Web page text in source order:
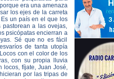
era una amenaza
los ejes de la carreta
un país en el que los
a las ovejas,
psicópatas encierran a
Sé que no es fácil
de tanta utopía
con el color de los
con su propia lluvia
locos, fíjate, Juan José,
por las tripas de